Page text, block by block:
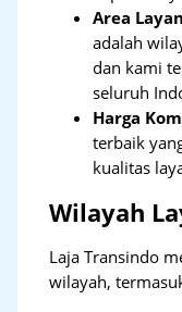
Area
adalah
dan kami
seluruh
Harga
terbaik
kualitas
Wilayah
Laja Transindo
wilayah,